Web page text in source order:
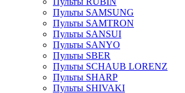
Пульты SAMSUNG
Пульты SAMTRON
Пульты SANSUI
Пульты SANYO
Пульты SBER
Пульты SCHAUB LORENZ
Пульты SHARP
Пульты SHIVAKI